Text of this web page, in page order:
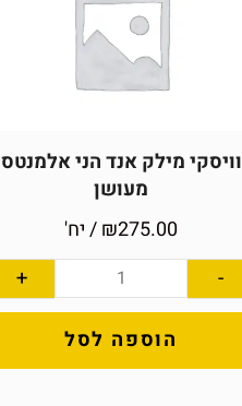
וויסקי מילק אנד הני אלמנטס
מעושן
₪275.00 / יח'
-
+
הוספה לסל